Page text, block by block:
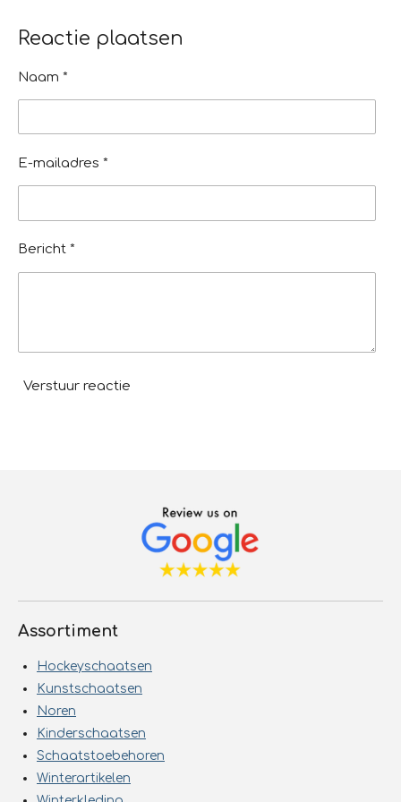
t
r
e
n
n
n
n
Reactie plaatsen
Naam *
E-mailadres *
Bericht *
Verstuur reactie
Assortiment
Hockeyschaatsen
Kunstschaatsen
Noren
Kinderschaatsen
Schaatstoebehoren
Winterartikelen